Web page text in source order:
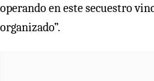
operando en este secuestro
organizado”.